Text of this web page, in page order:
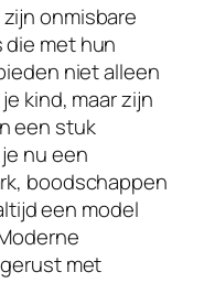
onmisbare
met hun
niet alleen
kind, maar zijn
een stuk
nu een
boodschappen
een model
met